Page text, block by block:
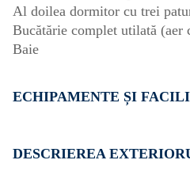
Al doilea dormitor cu trei
Bucătărie complet utilată (aer
Baie
ECHIPAMENTE ȘI
Televizor și Wi-Fi
DESCRIEREA